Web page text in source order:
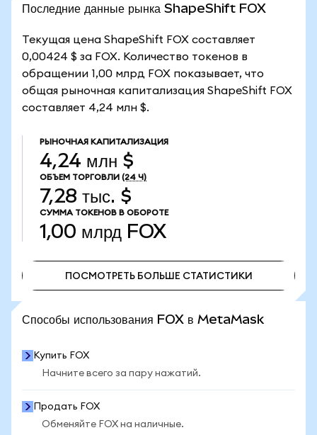
Последние данные рынка ShapeShift FOX
Текущая цена ShapeShift FOX составляет
0,00424 $ за FOX. Количество токенов в
обращении 1,00 млрд FOX показывает, что
общая рыночная капитализация ShapeShift FOX
составляет 4,24 млн $.
РЫНОЧНАЯ КАПИТАЛИЗАЦИЯ
4,24 млн $
ОБЪЕМ ТОРГОВЛИ (24 Ч)
7,28 тыс. $
СУММА ТОКЕНОВ В ОБОРОТЕ
1,00 млрд FOX
ПОСМОТРЕТЬ БОЛЬШЕ СТАТИСТИКИ
Способы использования FOX в MetaMask
Купить FOX
Начните всего за пару нажатий.
Продать FOX
Обменяйте FOX на наличные.